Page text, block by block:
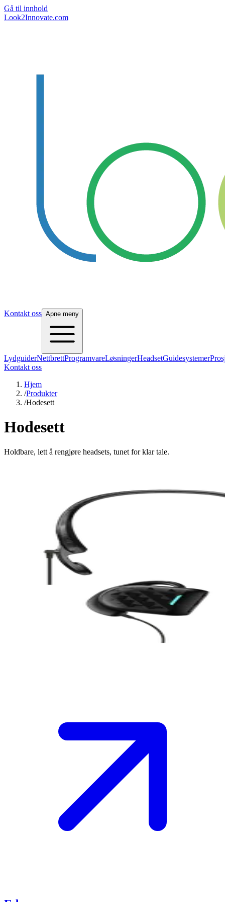
Gå til innhold
Look2Innovate.com
Kontakt oss Apne meny
LydguiderNettbrettProgramvareLøsningerHeadsetGuidesystemer
Kontakt oss
Hjem
/Produkter
/Hodesett
Hodesett
Holdbare, lett å rengjøre headsets, tunet for klar tale.